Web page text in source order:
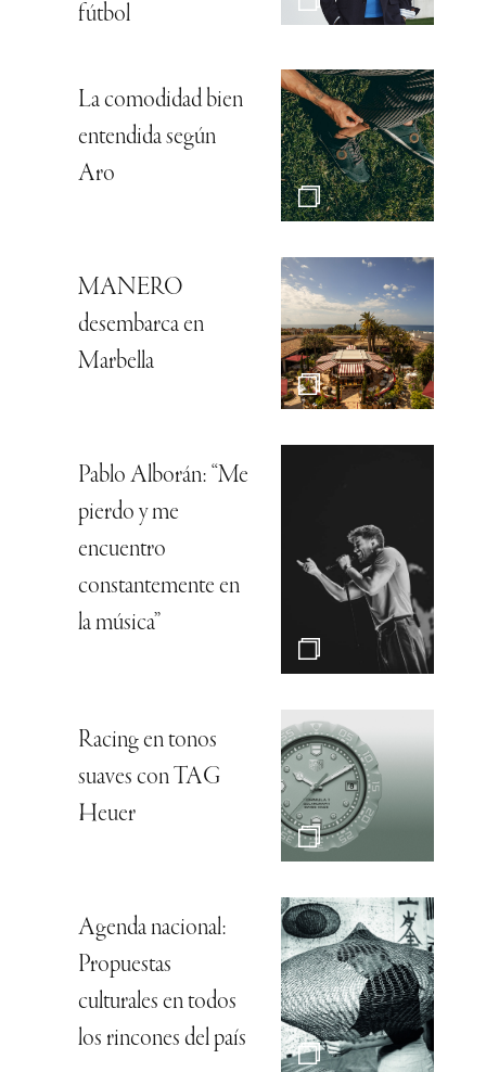
fútbol
La comodidad bien
entendida según
Aro
MANERO
desembarca en
Marbella
Pablo Alborán: “Me
pierdo y me
encuentro
constantemente en
la música”
Racing en tonos
suaves con TAG
Heuer
Agenda nacional:
Propuestas
culturales en todos
los rincones del país